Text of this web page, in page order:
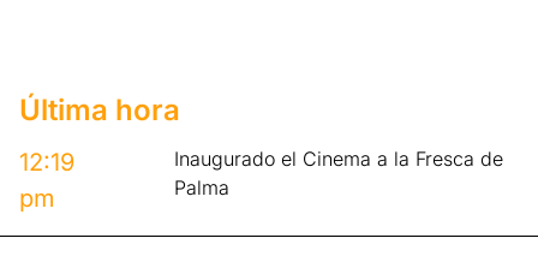
Última hora
12:19
pm
Inaugurado el Cinema a la Fresca de
Palma